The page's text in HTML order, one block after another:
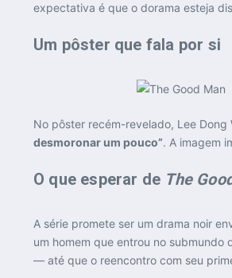
expectativa é que o dorama esteja
Um pôster que fala por si
No pôster recém-revelado, Lee
desmoronar um pouco”. A imagem
O que esperar de The
A série promete ser um drama noir
um homem que entrou no submundo
— até que o reencontro com seu